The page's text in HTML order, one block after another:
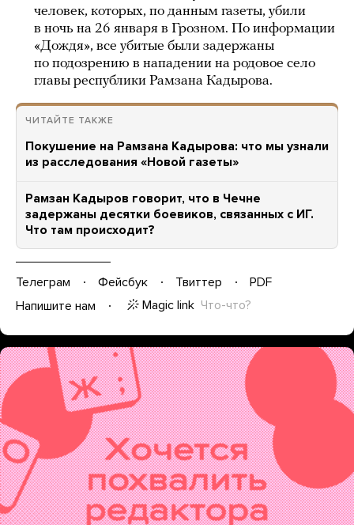
человек, которых, по данным газеты, убили
в ночь на 26 января в Грозном. По информации
«Дождя», все убитые были задержаны
по подозрению в нападении на родовое село
главы республики Рамзана Кадырова.
ЧИТАЙТЕ ТАКЖЕ
Покушение на Рамзана Кадырова: что мы узнали
из расследования «Новой газеты»
Рамзан Кадыров говорит, что в Чечне
задержаны десятки боевиков, связанных с ИГ.
Что там происходит?
Телеграм Фейсбук Твиттер
PDF
Напишите нам
Magic link Что-что?